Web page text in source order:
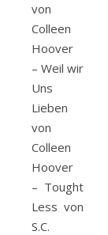
von
Colleen
Hoover
– Weil wir
Uns
Lieben
von
Colleen
Hoover
– Tought
Less von
S.C.